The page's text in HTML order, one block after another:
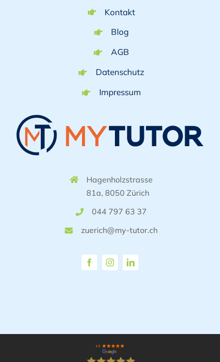
Kontakt
Blog
AGB
Datenschutz
Impressum
Hagenholzstrasse
81a, 8050 Zürich
044 797 63 37
zuerich@my-tutor.ch